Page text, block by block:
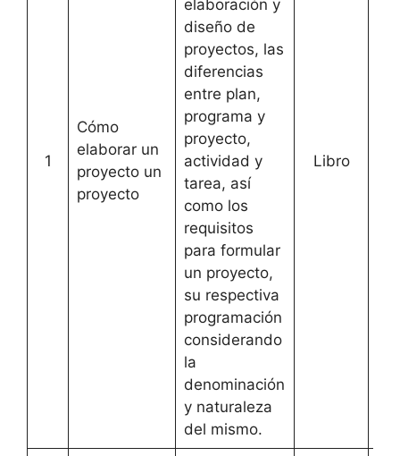
1
Cómo
elaborar un
proyecto un
proyecto
elaboración y
diseño de
proyectos, las
diferencias
entre plan,
programa y
proyecto,
actividad y
tarea, así
como los
requisitos
para formular
un proyecto,
su respectiva
programación
considerando
la
denominación
y naturaleza
del mismo.
Libro